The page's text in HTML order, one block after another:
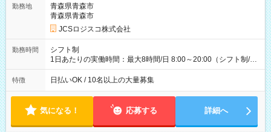
万円／週6日稼働 ・地方郊外エリア 月収40万円／週5日稼働 月
収40万円~50万円／週6日稼働 ＜モデルイメージ＞ ■月収50万
円 (27歳男性/江東区在住)※元建築関係 1日150個配達×25日勤務
(日休み) ■月収80万円(43歳男性/墨田区在住)※元営業 1日200個
勤務地
青森県青森市
青森県青森市
JCSロジスコ株式会社
勤務時間
シフト制
1日あたりの実働時間：最大8時間/日 8:00～20:00（シフト制/実
働8時間） ※週5日勤務（場所次第では週4も有り） ※配達状況
によって時間外での勤務可能性有り ※案件により多少の前後あ
特徴 日払いOK / 10名以上の大量募集
気になる！ 応募する 詳細へ